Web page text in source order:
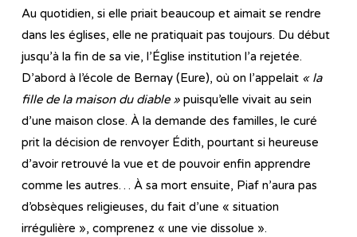
Au quotidien, si elle priait beaucoup et aimait se rendre
dans les églises, elle ne pratiquait pas toujours. Du début
jusqu’à la fin de sa vie, l’Église institution l’a rejetée.
D’abord à l’école de Bernay (Eure), où on l’appelait « la
fille de la maison du diable » puisqu’elle vivait au sein
d’une maison close. À la demande des familles, le curé
prit la décision de renvoyer Édith, pourtant si heureuse
d’avoir retrouvé la vue et de pouvoir enfin apprendre
comme les autres… À sa mort ensuite, Piaf n’aura pas
d’obsèques religieuses, du fait d’une « situation
irrégulière », comprenez « une vie dissolue ».